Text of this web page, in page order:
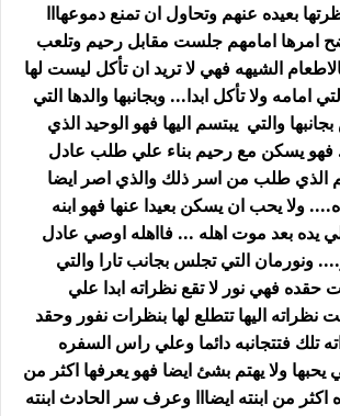
بعيده عنهم وتحاول ان تمنع دموعهااا
امرها امامهم جلست مقابل رحيم وتلعب
الشيهه فهي لا تريد ان تأكل ليست لها
امامه ولا تأكل ابدا... وبجانبها والدها التي
والتي يبتسم اليها فهو الوحيد الذي
فهو يسكن مع رحيم بناء علي طلب عادل
الذي طلب من اسر ذلك والذي اصر ايضا
ولا يحب ان يسكن بعيدا عنها فهو ابنه
يده بعد موت اهله ... فااهله اوصي عادل
ونورمان التي تجلس بجانب تارا والتي
حقده فهي نور لا تقع نظراته ابدا علي
نظراته اليها تتطلع لها بنظرات نفور وحقد
تلك فتتجانبه دائما وعلي راس السفره
ولا يهتم بشئ ايضا فهو يعرفها اكثر من
من ابنته ايضااا وعرف سر الحادث ابنته